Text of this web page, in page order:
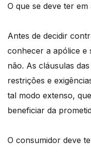
O que se deve ter
Antes de decidir
conhecer a apólice e
não. As cláusulas
restrições e
tal modo extenso,
beneficiar da
O consumidor deve